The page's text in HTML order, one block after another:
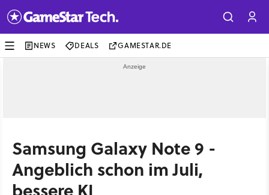
NEWS DEALS GAMESTAR.DE
Samsung Galaxy Note 9 -
Angeblich schon im Juli,
bessere KI